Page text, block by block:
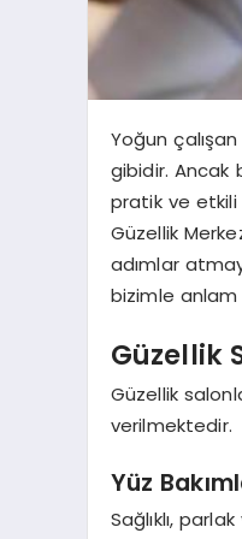
Yoğun
gibidir. Ancak
pratik ve etkili
Güzellik
adımlar
bizimle anlam
Güzellik
Güzellik
verilmektedir.
Yüz
Sağlıklı,